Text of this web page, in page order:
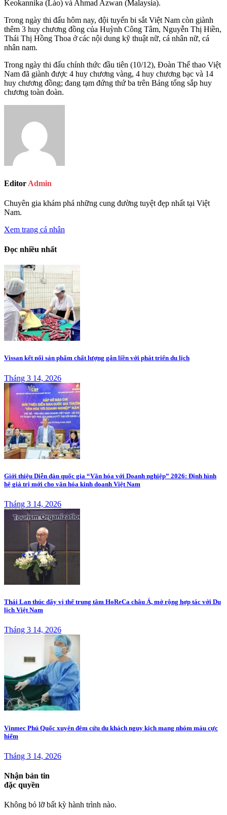
Keokannika (Lào) và Ahmad Azwan (Malaysia).
Trong ngày thi đấu hôm nay, đội tuyển bi sắt Việt Nam còn giành
thêm 3 huy chương đồng của Huỳnh Công Tâm, Nguyễn Thị Hiền,
Thái Thị Hồng Thoa ở các nội dung kỹ thuật nữ, cá nhân nữ, cá
nhân nam.
Trong ngày thi đấu chính thức đầu tiên (10/12), Đoàn Thể thao Việt
Nam đã giành được 4 huy chương vàng, 4 huy chương bạc và 14
huy chương đồng; đang tạm đứng thứ ba trên Bảng tổng sắp huy
chương toàn đoàn.
Editor Admin
Chuyên gia khám phá những cung đường tuyệt đẹp nhất tại Việt
Nam.
Xem trang cá nhân
Đọc nhiều nhất
Vissan kết nối sản phẩm chất lượng gắn liền với phát triển du lịch
Tháng 3 14, 2026
Giới thiệu Diễn đàn quốc gia “Văn hóa với Doanh nghiệp” 2026: Định hình
hệ giá trị mới cho văn hóa kinh doanh Việt Nam
Tháng 3 14, 2026
Thái Lan thúc đẩy vị thế trung tâm HoReCa châu Á, mở rộng hợp tác với Du
lịch Việt Nam
Tháng 3 14, 2026
Vinmec Phú Quốc xuyên đêm cứu du khách nguy kịch mang nhóm máu cực
hiếm
Tháng 3 14, 2026
Nhận bản tin
đặc quyền
Không bỏ lỡ bất kỳ hành trình nào.